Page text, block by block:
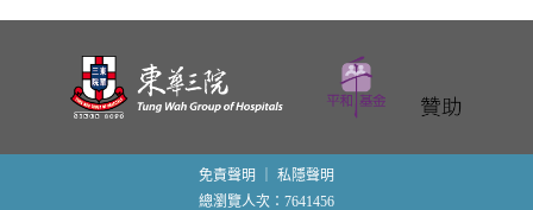
免責聲明
私隱聲明
總瀏覽人次：7641456